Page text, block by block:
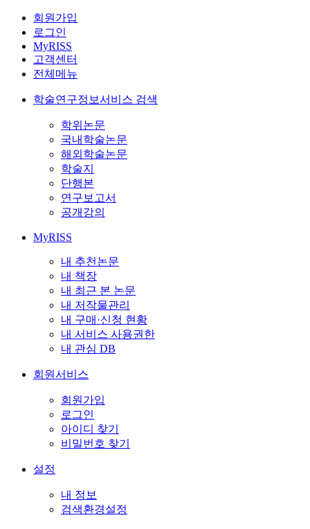
회원가입
로그인
MyRISS
고객센터
전체메뉴
학술연구정보서비스 검색
학위논문
국내학술논문
해외학술논문
학술지
단행본
연구보고서
공개강의
MyRISS
내 추천논문
내 책장
내 최근 본 논문
내 저작물관리
내 구매·신청 현황
내 서비스 사용권한
내 관심 DB
회원서비스
회원가입
로그인
아이디 찾기
비밀번호 찾기
설정
내 정보
검색환경설정